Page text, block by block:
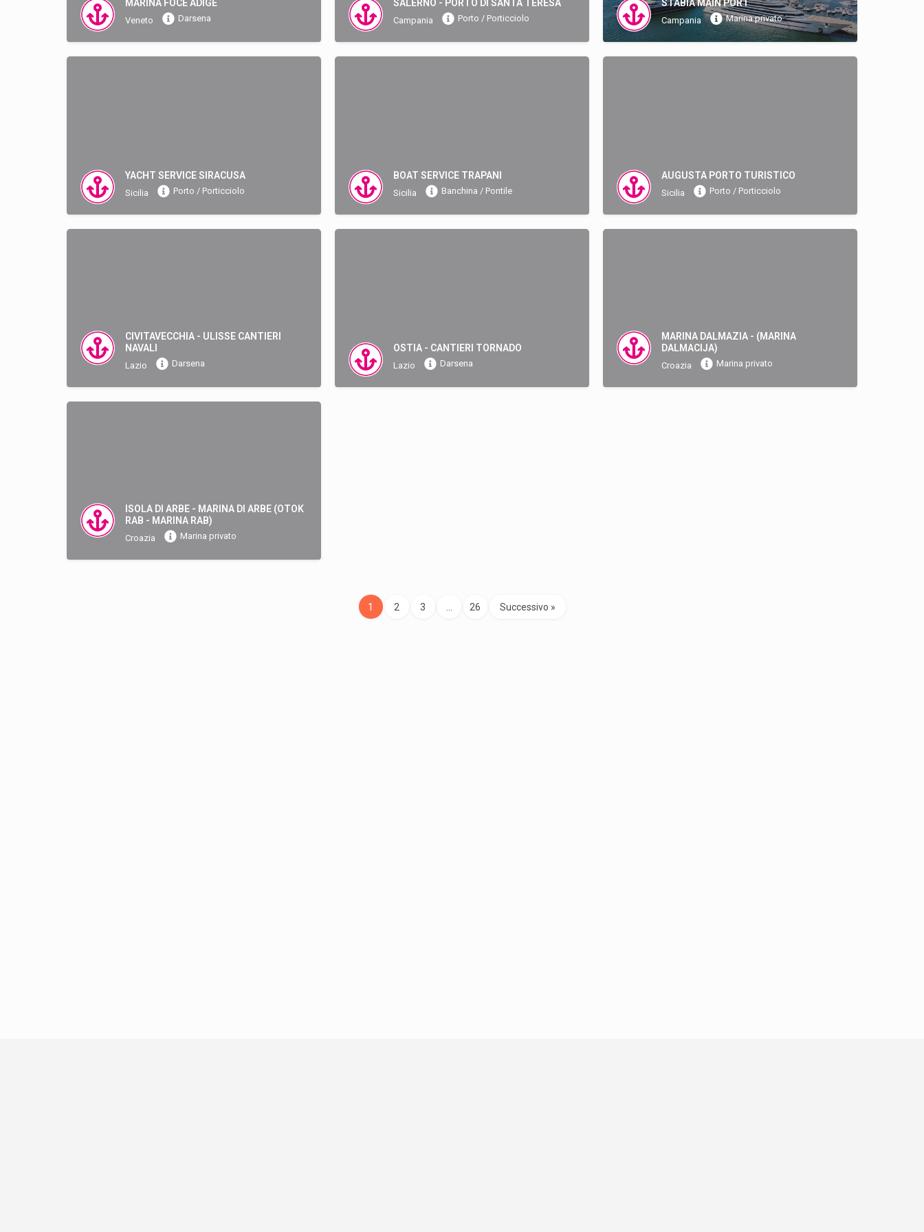
MARINA FOCE ADIGE
Veneto Darsena
SALERNO - PORTO DI SANTA TERESA
Campania Porto / Porticciolo
STABIA MAIN PORT
Campania Marina privato
YACHT SERVICE SIRACUSA
Sicilia Porto / Porticciolo
BOAT SERVICE TRAPANI
Sicilia Banchina / Pontile
AUGUSTA PORTO TURISTICO
Sicilia Porto / Porticciolo
CIVITAVECCHIA - ULISSE CANTIERI
NAVALI
Lazio Darsena
OSTIA - CANTIERI TORNADO
Lazio Darsena
MARINA DALMAZIA - (MARINA
DALMACIJA)
Croazia Marina privato
ISOLA DI ARBE - MARINA DI ARBE (OTOK
RAB - MARINA RAB)
Croazia Marina privato
1 2 3 26 Successivo »